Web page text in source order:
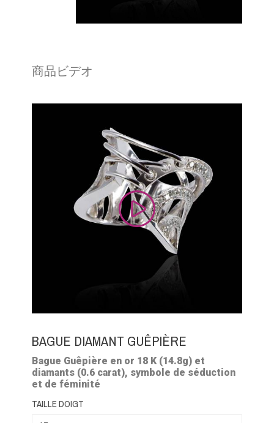
商品ビデオ
BAGUE DIAMANT GUÊPIÈRE
Bague Guêpière en or 18 K (14.8g) et
diamants (0.6 carat), symbole de séduction
et de féminité
TAILLE DOIGT